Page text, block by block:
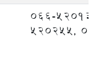
066-
520255,